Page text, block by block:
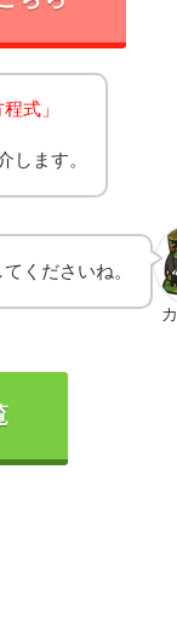
式」
します。
くださいね。